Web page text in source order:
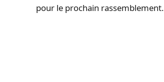
pour le prochain rassemblement.